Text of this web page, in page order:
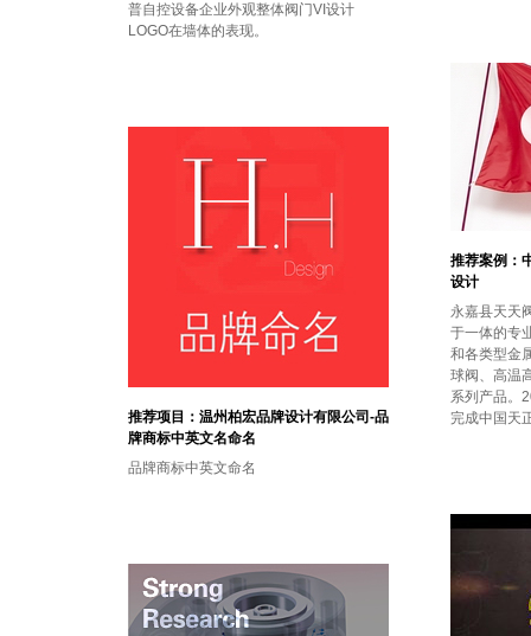
普自控设备企业外观整体阀门VI设计
LOGO在墙体的表现。
推荐案例：
设计
永嘉县天天
于一体的专
和各类型金
球阀、高温
系列产品。
完成中国天
推荐项目：温州柏宏品牌设计有限公司-品
牌商标中英文名命名
品牌商标中英文命名